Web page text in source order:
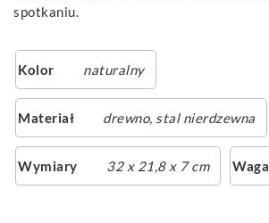
spotkaniu.
Kolor naturalny
Materiał drewno, stal nierdzewna
Wymiary 32 x 21,8 x 7 cm Waga